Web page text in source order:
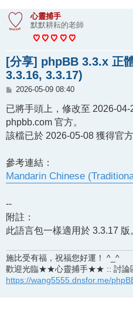
心靈捕手
默默耕耘的老師
[分享] phpBB 3.3.x 正
3.3.16, 3.3.17)
文
2026-05-09 08:40
已將手頭上，修改至 2026-
phpbb.com 官方。
該檔已於 2026-05-08 獲得官
參考連結：
Mandarin Chinese
--
附註：
此語言包一樣適用於 3.3.17 版
施比受有福，祝福您好運！ ^_^
歡迎光臨★★心靈捕手★★ :: 討論
https://wang5555.dnsfor.me/